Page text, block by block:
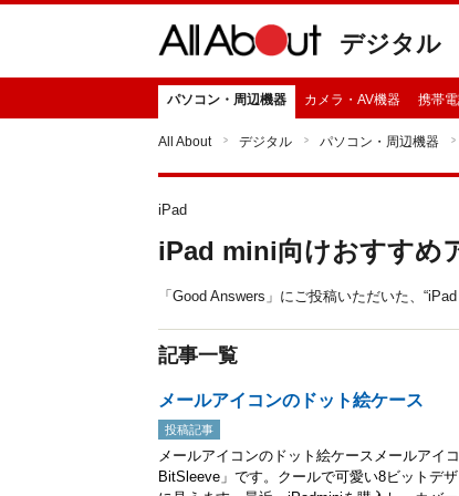
デジタル
パソコン・周辺機器 カメラ・AV機器 携帯
All About デジタル パソコン・周辺機器
iPad
iPad mini向けおすすめ
「Good Answers」にご投稿いただいた、
記事一覧
メールアイコンのドット絵ケース
投稿記事
メールアイコンのドット絵ケースメールアイ
BitSleeve」です。クールで可愛い8ビットデ